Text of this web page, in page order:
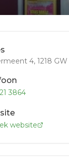
4, 1218 GW
3864
website